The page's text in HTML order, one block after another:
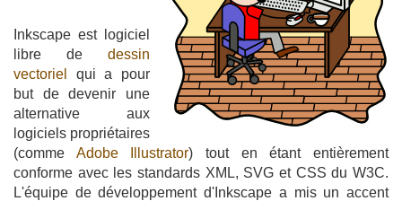
Inkscape est logiciel
libre de dessin
vectoriel
qui a pour
but de devenir une
alternative aux
logiciels propriétaires
(comme Adobe Illustrator) tout en étant entièrement
conforme avec les standards XML, SVG et CSS du W3C.
L'équipe de développement d'Inkscape a mis un accent